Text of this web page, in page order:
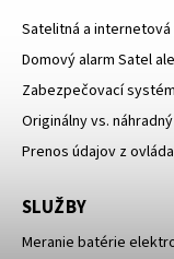
Satelitná a
Domový alarm Satel
Zabezpečovací systém
Originálny vs.
Prenos údajov z
SLUŽBY
Meranie batérie